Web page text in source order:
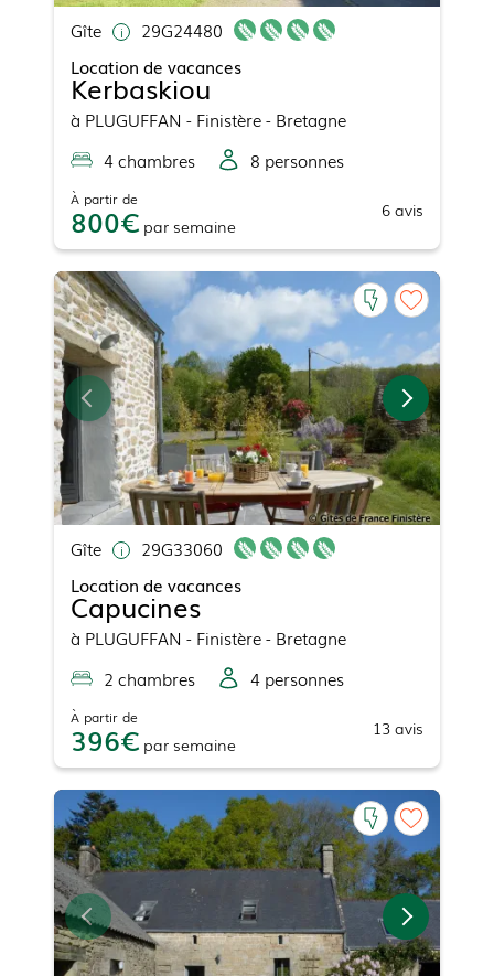
Gîte
29G24480
Location de vacances
Kerbaskiou
à PLUGUFFAN - Finistère - Bretagne
4chambres 8 personnes
À partir de
800 par semaine
6 avis
Gîte
29G33060
Location de vacances
Capucines
à PLUGUFFAN - Finistère - Bretagne
2 chambres 4 personnes
À partir de
396 par semaine
13 avis